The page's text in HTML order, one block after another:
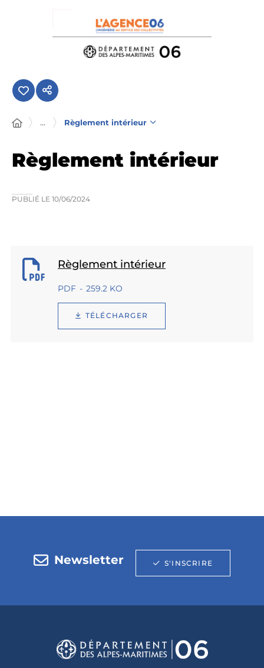
Panneau de gestion des cookies
... Règlement intérieur
Règlement intérieur
PUBLIÉ LE 10/06/2024
Règlement intérieur
PDF 259.2 KO
TÉLÉCHARGER
Newsletter S'INSCRIRE